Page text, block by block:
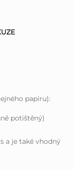
papíru):
potištěný)
a je také vhodný